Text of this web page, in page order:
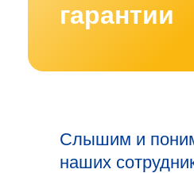
гарантии
Слышим и
наших